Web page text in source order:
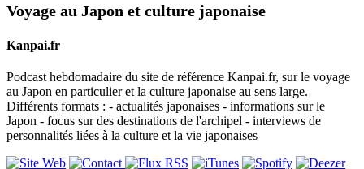
Voyage au Japon et culture japonaise
Kanpai.fr
Podcast hebdomadaire du site de référence Kanpai.fr, sur le voyage
au Japon en particulier et la culture japonaise au sens large.
Différents formats : - actualités japonaises - informations sur le
Japon - focus sur des destinations de l'archipel - interviews de
personnalités liées à la culture et la vie japonaises